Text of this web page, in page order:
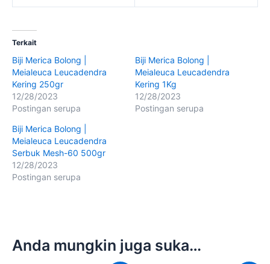
Terkait
Biji Merica Bolong |
Meialeuca Leucadendra
Kering 250gr
12/28/2023
Postingan serupa
Biji Merica Bolong |
Meialeuca Leucadendra
Kering 1Kg
12/28/2023
Postingan serupa
Biji Merica Bolong |
Meialeuca Leucadendra
Serbuk Mesh-60 500gr
12/28/2023
Postingan serupa
Anda mungkin juga suka…